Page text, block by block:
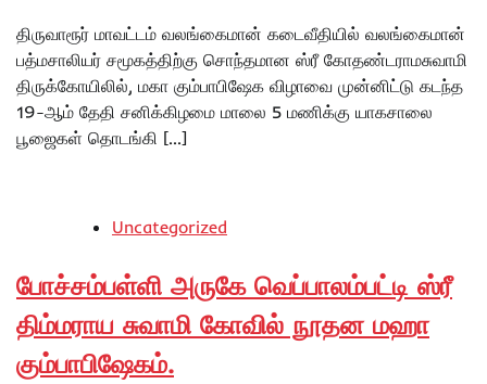
திருவாரூர் மாவட்டம் வலங்கைமான் கடைவீதியில் வலங்கைமான்
பத்மசாலியர் சமூகத்திற்கு சொந்தமான ஸ்ரீ கோதண்டராமசுவாமி
திருக்கோயிலில், மகா கும்பாபிஷேக விழாவை முன்னிட்டு கடந்த
19-ஆம் தேதி சனிக்கிழமை மாலை 5 மணிக்கு யாகசாலை
பூஜைகள் தொடங்கி […]
Uncategorized
போச்சம்பள்ளி அருகே வெப்பாலம்பட்டி ஸ்ரீ
திம்மராய சுவாமி கோவில் நூதன மஹா
கும்பாபிஷேகம்.